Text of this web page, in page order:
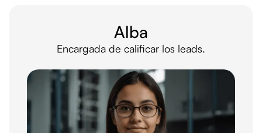
Alba
Encargada de calificar los leads.